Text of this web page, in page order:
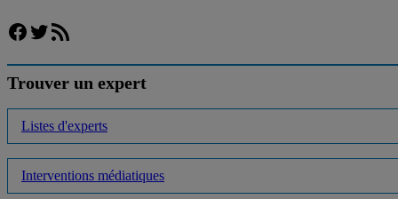
Facebook
Twitter
Flux RSS
Trouver un expert
Listes d'experts
Interventions médiatiques